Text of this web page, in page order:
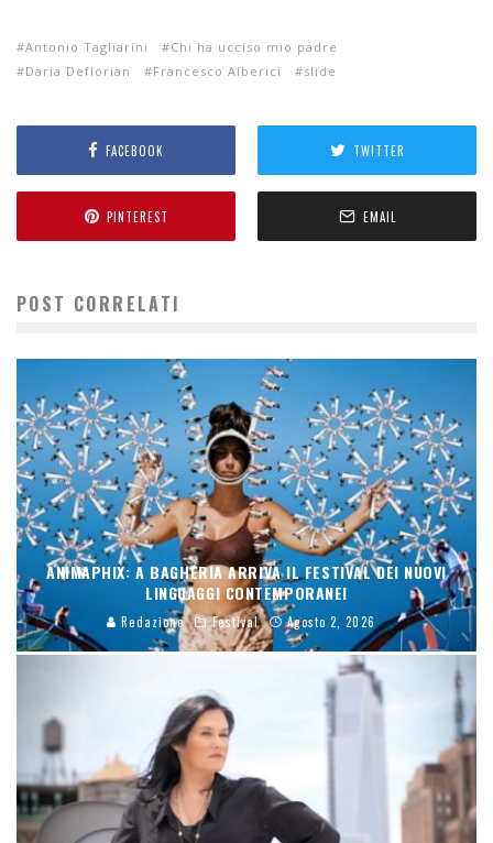
Antonio Tagliarini
Chi ha ucciso mio padre
Daria Deflorian
Francesco Alberici slide
FACEBOOK TWITTER
PINTEREST EMAIL
POST CORRELATI
ANIMAPHIX: A BAGHERIA ARRIVA IL FESTIVAL DEI NUOVI
LINGUAGGI CONTEMPORANEI
Redazione Festival Agosto 2, 2026